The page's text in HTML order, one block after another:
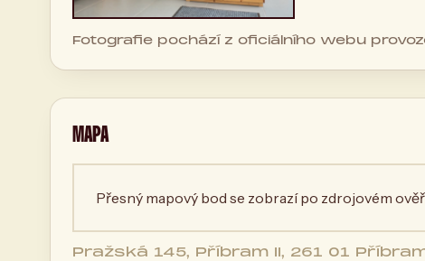
Fotografie pochází z oficiálního webu
MAPA
Přesný mapový bod se zobrazí po zdrojovém
Pražská 145, Příbram II, 261 01